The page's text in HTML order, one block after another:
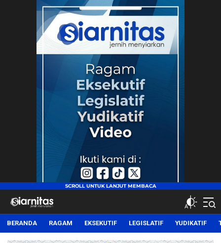
siarnitas
Jernih Menyiarkan
BERANDA RAGAM EKSEKUTIF LEGISLATIF YUDIKATIF